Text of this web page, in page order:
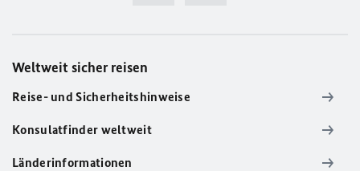
Weltweit sicher reisen
Reise- und Sicherheitshinweise
Konsulatfinder weltweit
Länderinformationen